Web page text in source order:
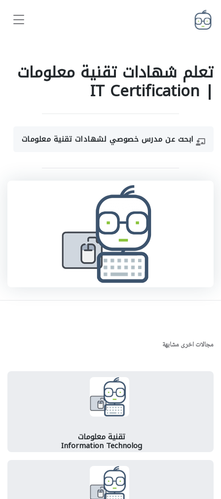
تعلم شهادات تقنية معلومات
| IT Certification
ابحث عن مدرس خصوصي لشهادات تقنية معلومات
مجالات اخرى مشابهة
تقنية معلومات
Information Technolog